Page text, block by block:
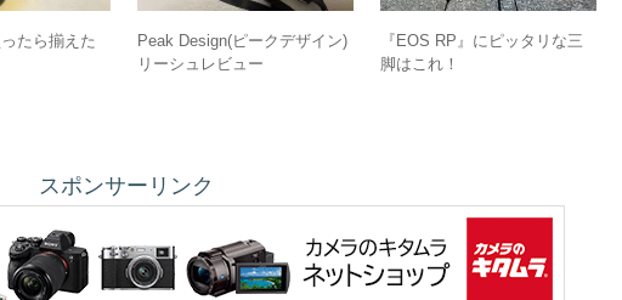
ったら揃えた
Peak Design(ピークデザイン)
リーシュレビュー
『EOS RP』にピッタリな三
脚はこれ！
スポンサーリンク